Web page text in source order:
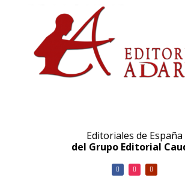
Editoriales de España
del Grupo Editorial